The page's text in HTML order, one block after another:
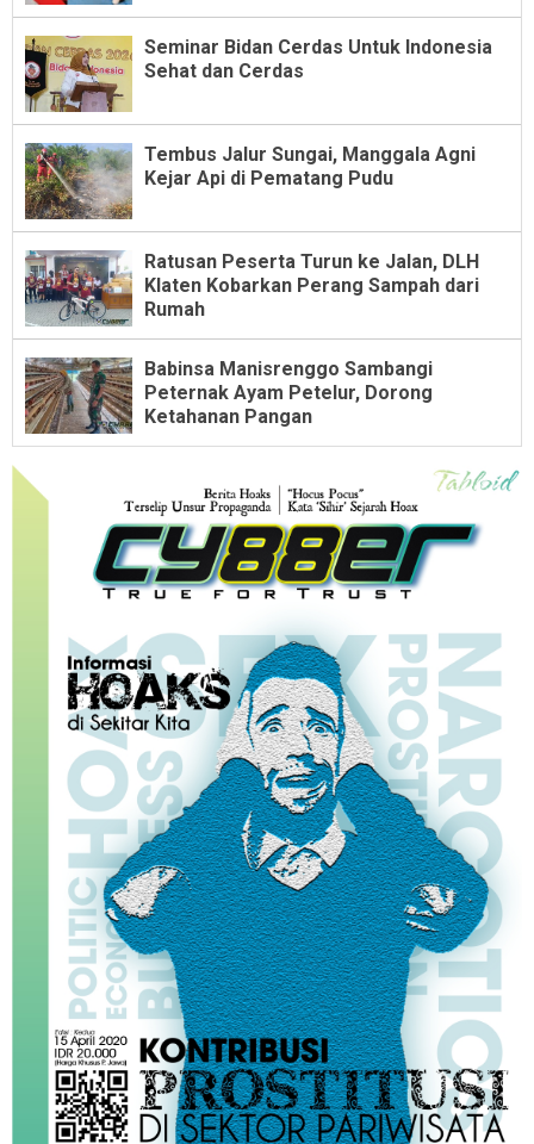
Seminar Bidan Cerdas Untuk Indonesia
Sehat dan Cerdas
Tembus Jalur Sungai, Manggala Agni
Kejar Api di Pematang Pudu
Ratusan Peserta Turun ke Jalan, DLH
Klaten Kobarkan Perang Sampah dari
Rumah
Babinsa Manisrenggo Sambangi
Peternak Ayam Petelur, Dorong
Ketahanan Pangan